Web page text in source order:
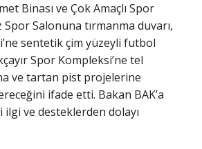
Binası ve Çok Amaçlı Spor
Salonuna tırmanma duvarı,
sentetik çim yüzeyli futbol
Spor Kompleksi’ne tel
ve tartan pist projelerine
ifade etti. Bakan BAK’a
ilgi ve desteklerden dolayı